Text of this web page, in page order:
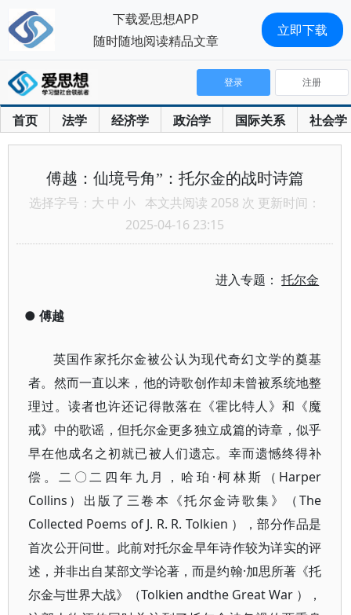
首页 法学 经济学 政治学 国际关系 社会学
登录 注册
傅越：仙境号角”：托尔金的战时诗篇
选择字号： 大 中 小 本文共阅读 2058 次 更新时间：
2025-04-16 23:15
进入专题：托尔金
● 傅越
英国作家托尔金被公认为现代奇幻文学的奠基
者。然而一直以来，他的诗歌创作却未曾被系统地整
理过。读者也许还记得散落在《霍比特人》和《魔
戒》中的歌谣，但托尔金更多独立成篇的诗章，似乎
早在他成名之初就已被人们遗忘。幸而遗憾终得补
偿。二〇二四年九月，哈珀·柯林斯（Harper
Collins）出版了三卷本《托尔金诗歌集》（The
Collected Poems of J. R. R. Tolkien ），部分作品是
首次公开问世。此前对托尔金早年诗作较为详实的评
述，并非出自某部文学论著，而是约翰·加思所著《托
尔金与世界大战》（Tolkien andthe Great War ），
下载爱思想APP
随时随地阅读精品文章
立即下载